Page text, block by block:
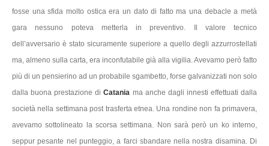
fosse una sfida molto ostica era un dato di fatto ma una debacle a metà
gara nessuno poteva metterla in preventivo. Il valore tecnico
dell’avversario è stato sicuramente superiore a quello degli azzurrostellati
ma, almeno sulla carta, era inconfutabile già alla vigilia. Avevamo però fatto
più di un pensierino ad un probabile sgambetto, forse galvanizzati non solo
dalla buona prestazione diCatania ma anche dagli innesti effettuati dalla
società nella settimana post trasferta etnea. Una rondine non fa primavera,
avevamo sottolineato la scorsa settimana. Non sarà però un ko interno,
seppur pesante nel punteggio, a farci sbandare nella nostra disamina. Di